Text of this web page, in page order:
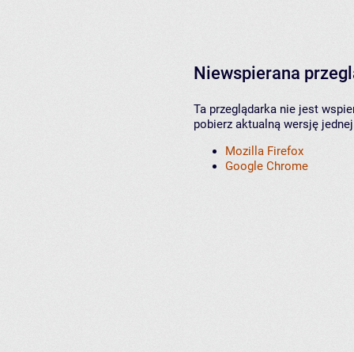
Niewspierana
Ta przeglądarka nie jest
pobierz aktualną wersję
Mozilla Firefox
Google Chrome